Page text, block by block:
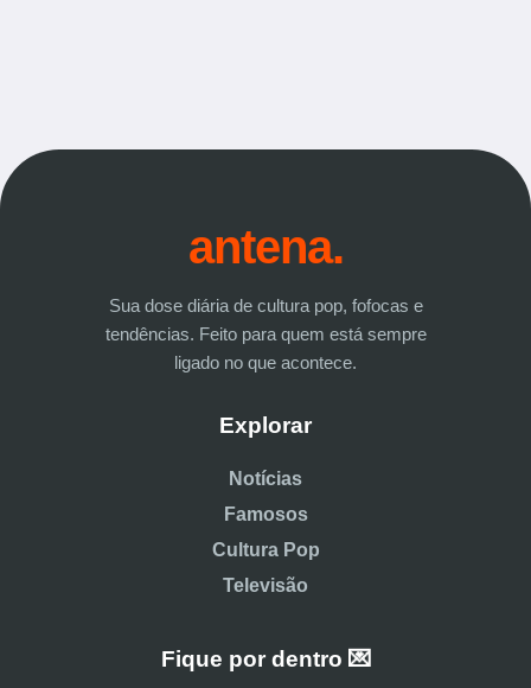
antena.
Sua dose diária de cultura pop, fofocas e
tendências. Feito para quem está sempre
ligado no que acontece.
Explorar
Notícias
Famosos
Cultura Pop
Televisão
Fique por dentro 💌